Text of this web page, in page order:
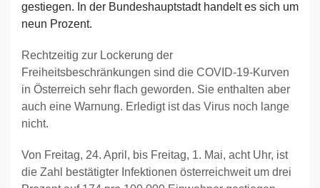
gestiegen. In der Bundeshauptstadt handelt es sich um
neun Prozent.
Rechtzeitig zur Lockerung der
Freiheitsbeschränkungen sind die COVID-19-Kurven
in Österreich sehr flach geworden. Sie enthalten aber
auch eine Warnung. Erledigt ist das Virus noch lange
nicht.
Von Freitag, 24. April, bis Freitag, 1. Mai, acht Uhr, ist
die Zahl bestätigter Infektionen österreichweit um drei